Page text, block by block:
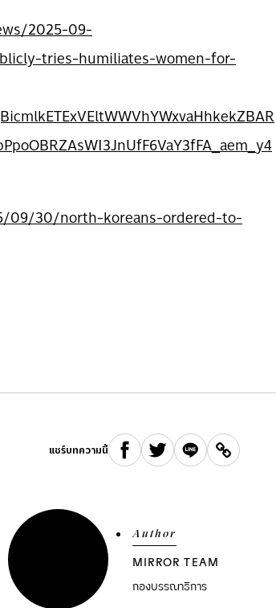
2025-09-
tries-humiliates-women-for-
09/30/north-koreans-ordered-to-
แชร์บทความนี้
Author
MIRROR TEAM
กองบรรณาธิการ